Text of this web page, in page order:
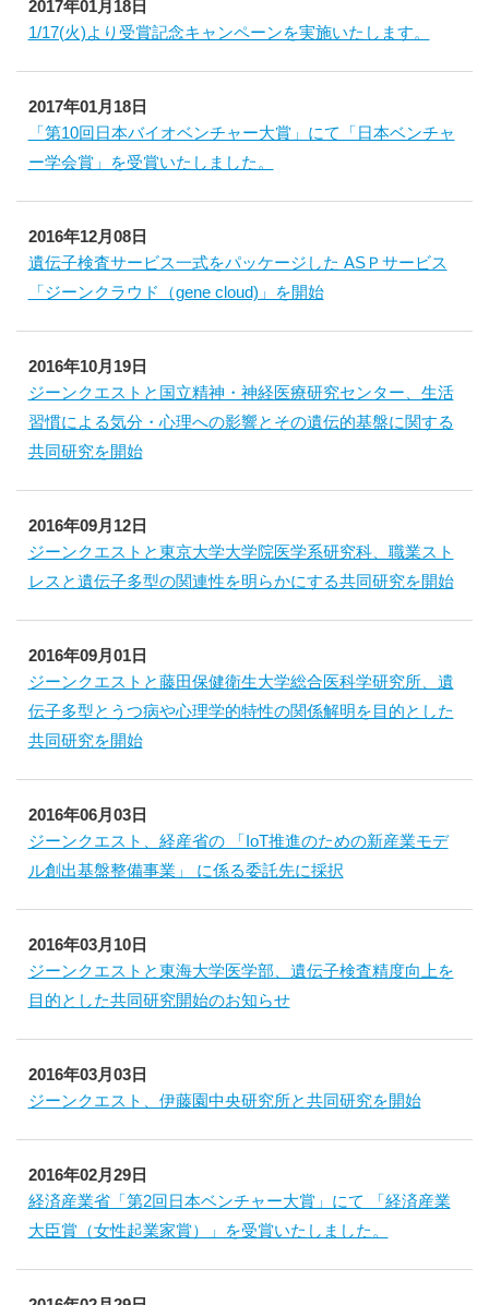
2017年01月18日
1/17(火)より受賞記念キャンペーンを実施いたします。
2017年01月18日
「第10回日本バイオベンチャー大賞」にて「日本ベンチャ
ー学会賞」を受賞いたしました。
2016年12月08日
遺伝子検査サービス一式をパッケージした ASＰサービス
「ジーンクラウド（gene cloud)」を開始
2016年10月19日
ジーンクエストと国立精神・神経医療研究センター、生活
習慣による気分・心理への影響とその遺伝的基盤に関する
共同研究を開始
2016年09月12日
ジーンクエストと東京大学大学院医学系研究科、職業スト
レスと遺伝子多型の関連性を明らかにする共同研究を開始
2016年09月01日
ジーンクエストと藤田保健衛生大学総合医科学研究所、遺
伝子多型とうつ病や心理学的特性の関係解明を目的とした
共同研究を開始
2016年06月03日
ジーンクエスト、経産省の 「IoT推進のための新産業モデ
ル創出基盤整備事業」 に係る委託先に採択
2016年03月10日
ジーンクエストと東海大学医学部、遺伝子検査精度向上を
目的とした共同研究開始のお知らせ
2016年03月03日
ジーンクエスト、伊藤園中央研究所と共同研究を開始
2016年02月29日
経済産業省「第2回日本ベンチャー大賞」にて 「経済産業
大臣賞（女性起業家賞）」を受賞いたしました。